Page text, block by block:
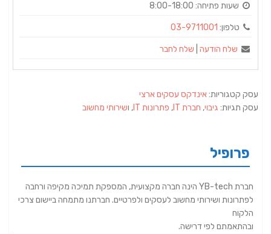
שעות פתיחה: 8:00-18:00
טלפון: 03-9711001
שלח הודעה שלח לחבר
עסק קטגוריות:אינדקס עסקים ארצי
עסק תגיות: גיבוי, חברת IT , פתרונות IT , ושירותי מחשוב
פרופיל
חברת YB-tech הינה חברה מקצועית, המספקת תמיכה מקיפה ורחבה
לפתרונות ושירותי מחשוב לעסקים ולפרטיים. חברתנו מתמחה ביישום צרכי
הלקוח
ובהתאמתם לפי דרישה.